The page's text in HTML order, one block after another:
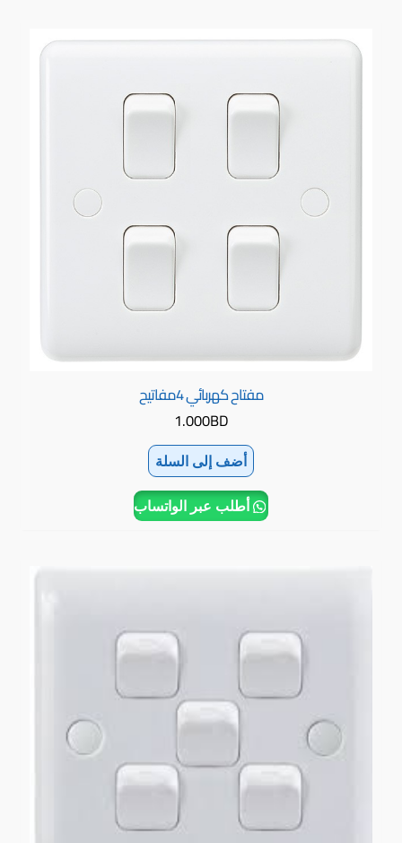
مفتاح كهربائي 4مفاتيح
1.000BD
أضف إلى السلة
أطلب عبر الواتساب